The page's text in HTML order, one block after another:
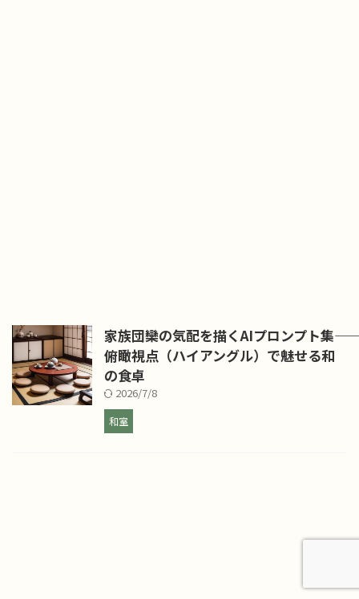
家族団欒の気配を描くAIプロンプト集――
俯瞰視点（ハイアングル）で魅せる和
の食卓
2026/7/8
和室